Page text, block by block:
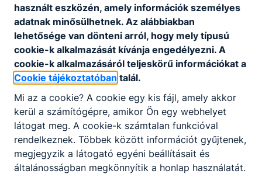
Letöltés
Szakmai_program_mellékletek.zip
Letöltés
Partnereink
használt eszközén, amely információk személyes
adatnak minősülhetnek. Az alábbiakban
lehetősége van dönteni arról, hogy mely típusú
cookie-k alkalmazását kívánja engedélyezni. A
cookie-k alkalmazásáról teljeskörű információkat a
Cookie tájékoztatóban talál.
Mi az a cookie? A cookie egy kis fájl, amely akkor
kerül a számítógépre, amikor Ön egy webhelyet
látogat meg. A cookie-k számtalan funkcióval
rendelkeznek. Többek között információt gyűjtenek,
megjegyzik a látogató egyéni beállításait és
általánosságban megkönnyítik a honlap használatát.